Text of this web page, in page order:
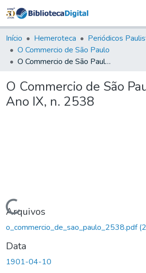
&
Coleções
Tudo na
Biblioteca
Estatísticas
Início Hemeroteca
Periódicos
O Commercio de São Paulo
O Commercio de São Paulo, 1901, Ano IX, n. 2538
O Commercio de São
Ano IX, n. 2538
Carregando...
Arquivos
o_commercio_de_sao_paulo_2538.pdf
Data
1901-04-10